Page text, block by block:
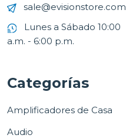
sale@evisionstore.com
Lunes a Sábado 10:00
a.m. - 6:00 p.m.
Categorías
Amplificadores de Casa
Audio